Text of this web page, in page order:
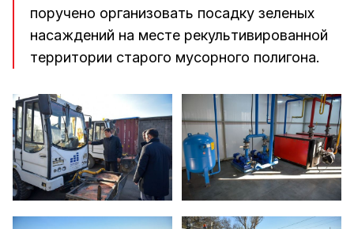
поручено организовать посадку зеленых
насаждений на месте рекультивированной
территории старого мусорного полигона.